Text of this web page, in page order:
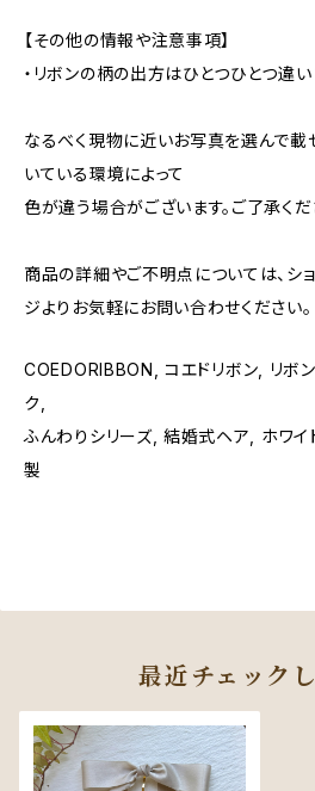
【その他の情報や注意事項】
・リボンの柄の出方はひとつひとつ違い
なるべく現物に近いお写真を選んで載
いている環境によって
色が違う場合がございます。ご了承くだ
商品の詳細やご不明点については、シ
ジよりお気軽にお問い合わせください。
COEDORIBBON, コエドリボン, リボ
ク,
ふんわりシリーズ, 結婚式ヘア, ホワ
製
最近チェック